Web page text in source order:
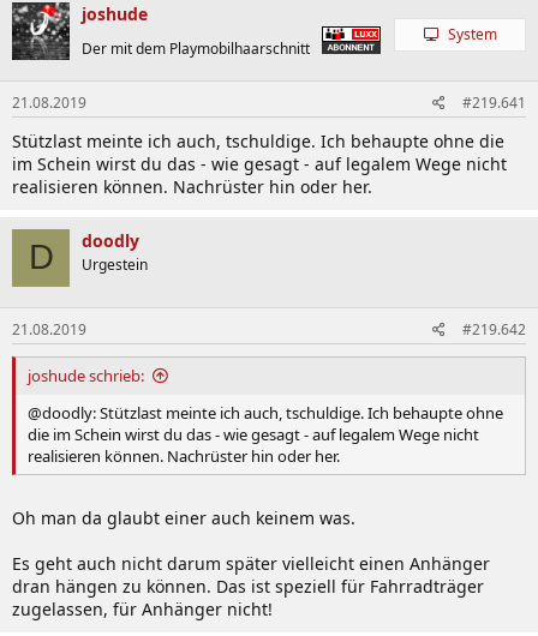
joshude
Der mit dem Playmobilhaarschnitt
System
21.08.2019 #219.641
Stützlast meinte ich auch, tschuldige. Ich behaupte ohne die
im Schein wirst du das - wie gesagt - auf legalem Wege nicht
realisieren können. Nachrüster hin oder her.
D doodly
Urgestein
21.08.2019 #219.642
joshude schrieb:
@doodly: Stützlast meinte ich auch, tschuldige. Ich behaupte ohne
die im Schein wirst du das - wie gesagt - auf legalem Wege nicht
realisieren können. Nachrüster hin oder her.
Oh man da glaubt einer auch keinem was.
Es geht auch nicht darum später vielleicht einen Anhänger
dran hängen zu können. Das ist speziell für Fahrradträger
zugelassen, für Anhänger nicht!